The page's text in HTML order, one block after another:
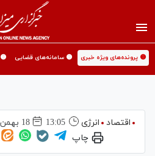
🟡 پرونده‌های ویژه خبری 🟡 سامانه‌های قضایی
اقتصاد انرژی 13:05 18 بهمن 1397
چاپ